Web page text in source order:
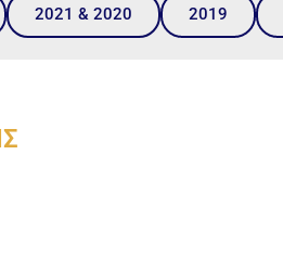
2021 & 2020 2019
(VitaTrace Nutrition Ltd)